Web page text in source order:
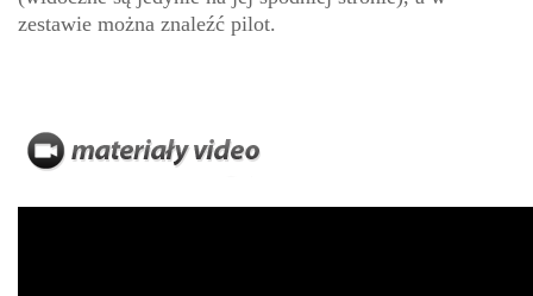
zestawie można znaleźć pilot.